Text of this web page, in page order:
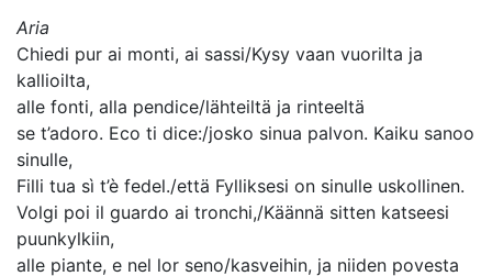
Aria
Chiedi pur ai monti, ai sassi/Kysy vaan vuorilta ja
kallioilta,
alle fonti, alla pendice/lähteiltä ja rinteeltä
se t’adoro. Eco ti dice:/josko sinua palvon. Kaiku sanoo
sinulle,
Filli tua sì t’è fedel./että Fylliksesi on sinulle uskollinen.
Volgi poi il guardo ai tronchi,/Käännä sitten katseesi
puunkylkiin,
alle piante, e nel lor seno/kasveihin, ja niiden povesta